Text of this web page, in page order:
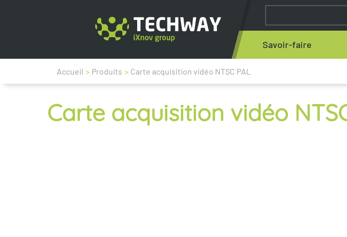
Savoir-faire
Accueil > Produits > Carte acquisition vidéo NTSC PAL
Carte acquisition vidéo